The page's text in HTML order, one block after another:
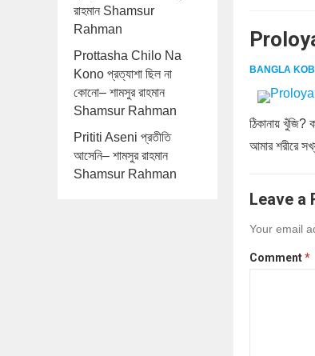
রাহমান Shamsur
Rahman
Prottasha Chilo Na
Kono প্রত্যাশা ছিল না
কোনো– শামসুর রাহমান
Shamsur Rahman
Prititi Aseni প্রতীতি
আসেনি– শামসুর রাহমান
Shamsur Rahman
BANGLA
ঠিকানায়
আমার শরীরে
Leave a
Your email
Comment*